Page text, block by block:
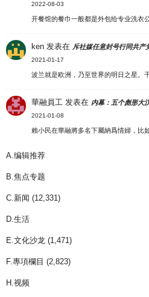
2022-08-03
开餐馆的餐巾一般都是外包给专业洗衣
ken 发表在 斥社媒任意封号行同共产
2021-01-17
波兰就是欧洲，乃至世界的明日之星。
華融員工 发表在 内幕：五个彪形大
2021-01-08
賴小民在華融將多名下屬納爲情婦，比
A.编辑推荐
B.焦点专题
C.新闻 (12,331)
D.生活
E.文化沙龙 (1,471)
F.專項欄目 (2,823)
H.视频